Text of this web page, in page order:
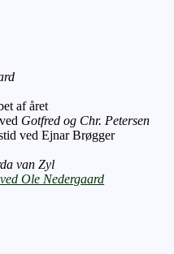
af året
Gotfred og Chr. Petersen
ved Ejnar Brøgger
van Zyl
ved Ole Nedergaard